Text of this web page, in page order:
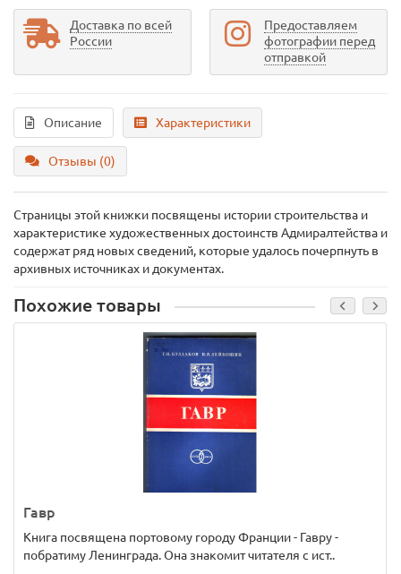
Доставка по всей
России
Предоставляем
фотографии перед
отправкой
Описание Характеристики
Отзывы (0)
Страницы этой книжки посвящены истории строительства и
характеристике художественных достоинств Адмиралтейства и
содержат ряд новых сведений, которые удалось почерпнуть в
архивных источниках и документах.
Похожие товары
Гавр
Книга посвящена портовому городу Франции - Гавру -
побратиму Ленинграда. Она знакомит читателя с ист..